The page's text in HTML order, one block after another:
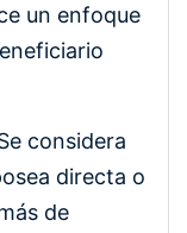
un enfoque
considera
directa o
de